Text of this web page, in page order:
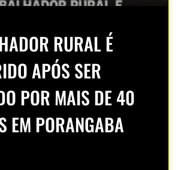
RURAL É
APÓS SER
POR MAIS DE 40
EM PORANGABA